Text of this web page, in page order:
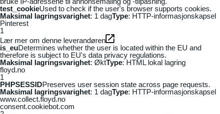
test_cookieUsed to check if the user's browser supports cookies.
Maksimal lagringsvarighet: 1 dagType: HTTP-informasjonskapsel
Pinterest
1
Lær mer om denne leverandøren
is_euDetermines whether the user is located within the EU and
therefore is subject to EU's data privacy regulations.
Maksimal lagringsvarighet: ØktType: HTML lokal lagring
floyd.no
1
PHPSESSIDPreserves user session state across page requests.
Maksimal lagringsvarighet: 1 dagType: HTTP-informasjonskapsel
www.collect.floyd.no
consent.cookiebot.com